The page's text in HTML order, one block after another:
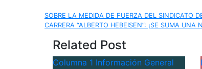
Navegación
de
entradas
SOBRE LA MEDIDA DE FUERZA DEL SINDICATO
CARRERA “ALBERTO HEBEISEN”: ¡SE SUMA UNA
Related Post
Columna 1 Información General